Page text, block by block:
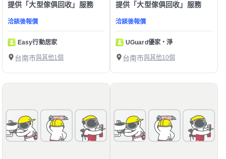
提供「大型傢俱回收」服務
洽談後報價
Easy行動居家
台南市與其他1個
提供「大型傢俱回收」服務
洽談後報價
UGuard優家・淨
台南市與其他10個